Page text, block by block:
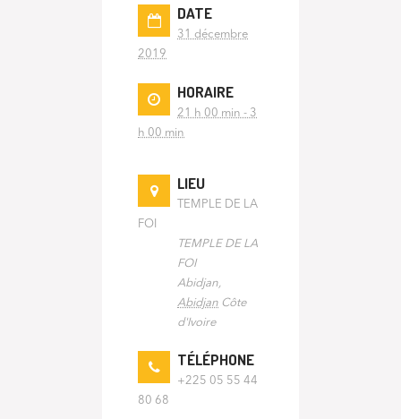
DATE
31 décembre
2019
HORAIRE
21 h 00 min - 3
h 00 min
LIEU
TEMPLE DE LA
FOI
TEMPLE DE LA
FOI
Abidjan
Abidjan Côte
d'Ivoire
TÉLÉPHONE
+225 05 55 44
80 68